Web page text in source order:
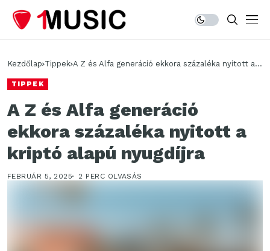
Kezdőlap Tippek A Z és Alfa generáció ekkora százaléka nyitott a
TIPPEK
A Z és Alfa generáció
ekkora százaléka nyitott a
kriptó alapú nyugdíjra
FEBRUÁR 5, 2025 2 PERC OLVASÁS